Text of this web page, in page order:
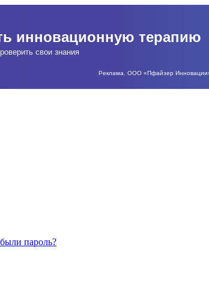
инновационную терапию
свои знания
Реклама. ООО «Пфайзер
пароль?